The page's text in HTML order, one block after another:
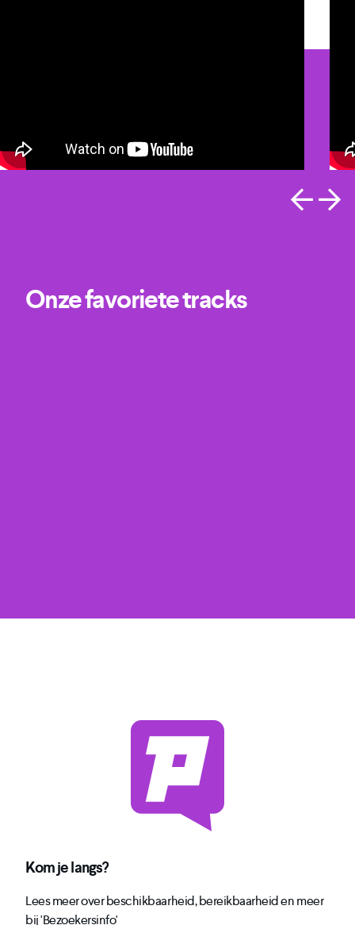
Onze favoriete tracks
Kom je langs?
Lees meer over beschikbaarheid, bereikbaarheid en meer
bij 'Bezoekersinfo'